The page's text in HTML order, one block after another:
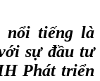
nổi tiếng là
sự đầu tư
Phát triển